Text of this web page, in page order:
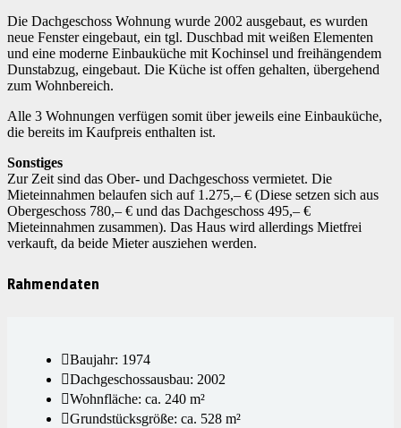
Die Dachgeschoss Wohnung wurde 2002 ausgebaut, es wurden
neue Fenster eingebaut, ein tgl. Duschbad mit weißen Elementen
und eine moderne Einbauküche mit Kochinsel und freihängendem
Dunstabzug, eingebaut. Die Küche ist offen gehalten, übergehend
zum Wohnbereich.
Alle 3 Wohnungen verfügen somit über jeweils eine Einbauküche,
die bereits im Kaufpreis enthalten ist.
Sonstiges
Zur Zeit sind das Ober- und Dachgeschoss vermietet. Die
Mieteinnahmen belaufen sich auf 1.275,– € (Diese setzen sich aus
Obergeschoss 780,– € und das Dachgeschoss 495,– €
Mieteinnahmen zusammen). Das Haus wird allerdings Mietfrei
verkauft, da beide Mieter ausziehen werden.
Rahmendaten
Baujahr: 1974
Dachgeschossausbau: 2002
Wohnfläche: ca. 240 m²
Grundstücksgröße: ca. 528 m²